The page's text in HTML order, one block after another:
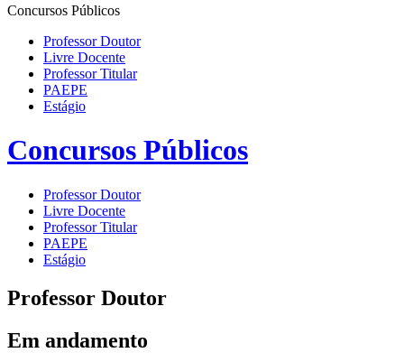
Concursos Públicos
Professor Doutor
Livre Docente
Professor Titular
PAEPE
Estágio
Concursos Públicos
Professor Doutor
Livre Docente
Professor Titular
PAEPE
Estágio
Professor Doutor
Em andamento